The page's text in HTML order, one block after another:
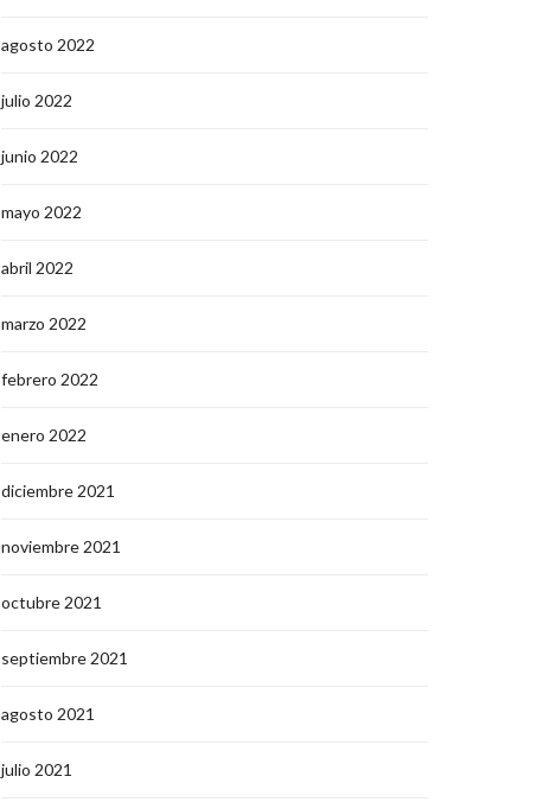
agosto 2022
julio 2022
junio 2022
mayo 2022
abril 2022
marzo 2022
febrero 2022
enero 2022
diciembre 2021
noviembre 2021
octubre 2021
septiembre 2021
agosto 2021
julio 2021